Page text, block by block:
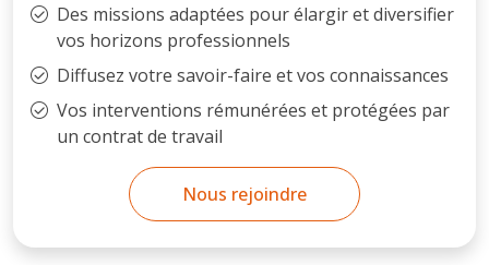
Des missions adaptées pour élargir et diversifier
vos horizons professionnels
Diffusez votre savoir-faire et vos connaissances
Vos interventions rémunérées et protégées par
un contrat de travail
Nous rejoindre